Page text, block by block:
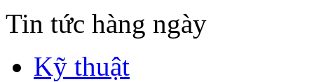
Tin tức hàng ngày
Kỹ thuật